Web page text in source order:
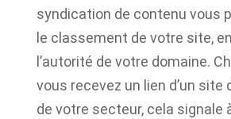
syndication de contenu vous
le classement de votre site,
l’autorité de votre domaine.
vous recevez un lien d’un
de votre secteur, cela signale